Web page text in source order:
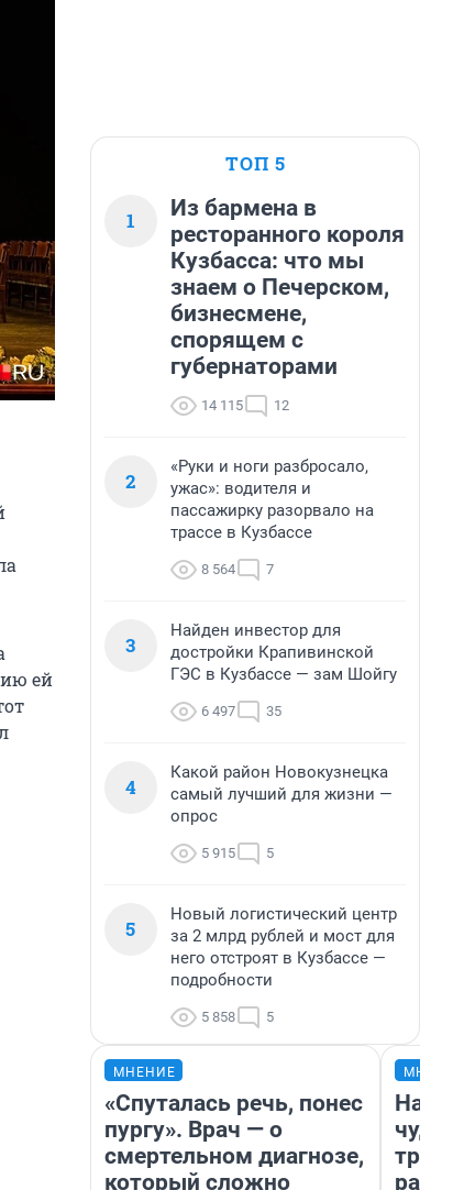
ей
ТОП 5
1
Из бармена в
ресторанного короля
Кузбасса: что мы
знаем о Печерском,
бизнесмене,
спорящем с
губернаторами
14 115 12
2
«Руки и ноги разбросало,
ужас»: водителя и
пассажирку разорвало на
трассе в Кузбассе
8 564 7
3
Найден инвестор для
достройки Крапивинской
ГЭС в Кузбассе — зам Шойгу
6 497 35
4
Какой район Новокузнецка
самый лучший для жизни —
опрос
5 915 5
5
Новый логистический центр
за 2 млрд рублей и мост для
него отстроят в Кузбассе —
подробности
5 858 5
МНЕНИЕ
«Спуталась речь, понес
пургу». Врач — о
смертельном диагнозе,
который сложно